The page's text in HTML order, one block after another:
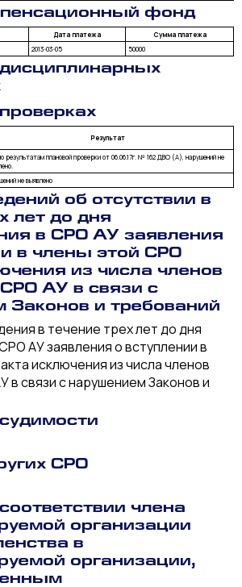
фонд
Дата платежа
Сумма платежа
2013-03-05 50000
Результат
результатам плановой проверки от 06.06.17г. № 162 ДВО (А), нарушений не
не выявлено
об отсутствии в
лет до дня
в СРО АУ заявления
в члены этой СРО
из числа членов
АУ в связи с
Законов и требований
в течение трех лет до дня
АУ заявления о вступлении в
исключения из числа членов
в связи с нарушением Законов и
СРО
члена
организации
в
организации,